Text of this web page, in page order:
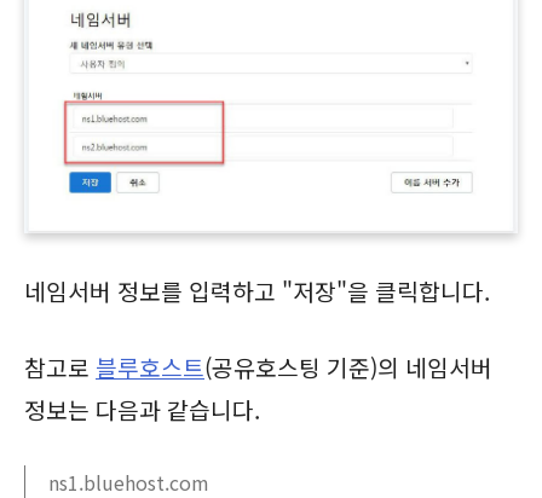
네임서버 정보를 입력하고 "저장"을 클릭합니다.
참고로 블루호스트(공유호스팅 기준)의 네임서버
정보는 다음과 같습니다.
ns1.bluehost.com